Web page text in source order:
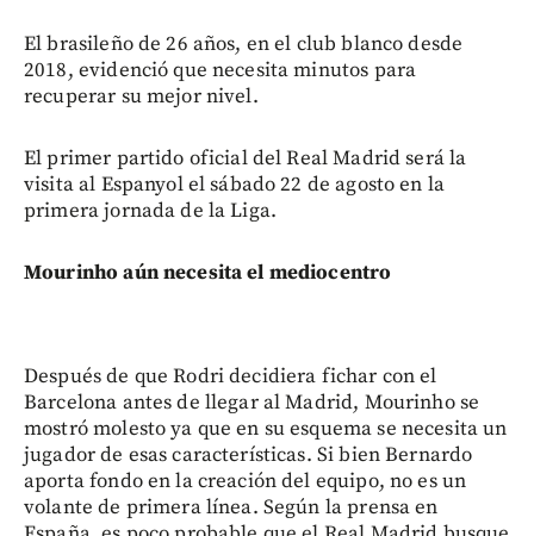
El brasileño de 26 años, en el club blanco desde
2018, evidenció que necesita minutos para
recuperar su mejor nivel.
El primer partido oficial del Real Madrid será la
visita al Espanyol el sábado 22 de agosto en la
primera jornada de la Liga.
Mourinho aún necesita el mediocentro
Después de que Rodri decidiera fichar con el
Barcelona antes de llegar al Madrid, Mourinho se
mostró molesto ya que en su esquema se necesita un
jugador de esas características. Si bien Bernardo
aporta fondo en la creación del equipo, no es un
volante de primera línea. Según la prensa en